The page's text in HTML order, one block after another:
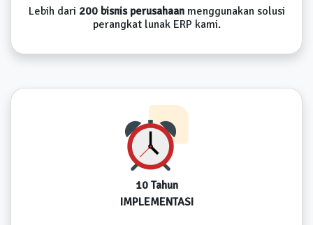
Lebih dari 200 bisnis perusahaanmenggunakan solusi
perangkat lunak ERP kami.
10 Tahun
IMPLEMENTASI